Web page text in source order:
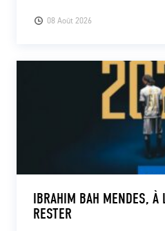
08 Août 2026
IBRAHIM BAH MENDES, À
RESTER